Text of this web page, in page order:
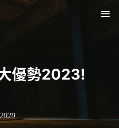
優勢2023!